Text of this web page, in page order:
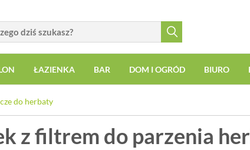
ŁAZIENKA BAR DOM I OGRÓD BIURO
do herbaty
z filtrem do parzenia